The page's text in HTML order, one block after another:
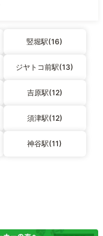
竪堀駅(16)
ジヤトコ前駅(13)
吉原駅(12)
須津駅(12)
神谷駅(11)